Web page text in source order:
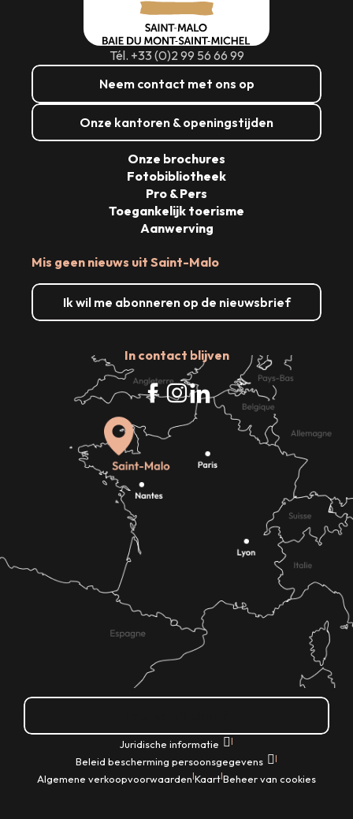
Tél. +33 (0)2 99 56 66 99
Neem contact met ons op
Onze kantoren & openingstijden
Mis geen nieuws uit Saint-Malo
Ik wil me abonneren op de nieuwsbrief
In contact blijven
Onze brochures
Fotobibliotheek
Pro & Pers
Toegankelijk toerisme
Aanwerving
Juridische informatie |
Beleid bescherming persoonsgegevens |
Algemene verkoopvoorwaarden|Kaart|Beheer van cookies